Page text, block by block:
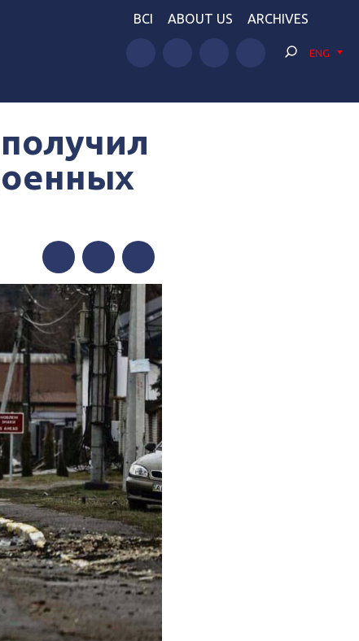
BCI ABOUT US ARCHIVES
ENG
FacebookTwitterTelegram